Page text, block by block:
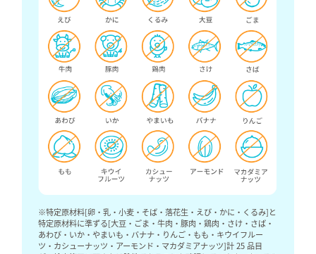
肌が赤く炎症を起こした
UV-A
肌の奥深くまで届きます
め、室内や車内でも浴びる
特に「ロングUV-A」は真
ジを与え、シワやたるみの